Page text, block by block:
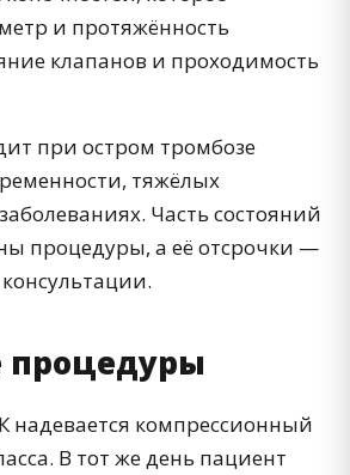
и протяжённость
клапанов и проходимость
при остром тромбозе
тяжёлых
Часть состояний
процедуры, а её отсрочки —
процедуры
надевается компрессионный
В тот же день пациент